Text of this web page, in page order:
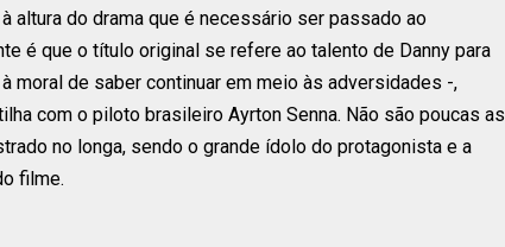
altura do drama que é necessário ser passado ao
é que o título original se refere ao talento de Danny para
moral de saber continuar em meio às adversidades -,
com o piloto brasileiro Ayrton Senna. Não são poucas as
no longa, sendo o grande ídolo do protagonista e a
filme.